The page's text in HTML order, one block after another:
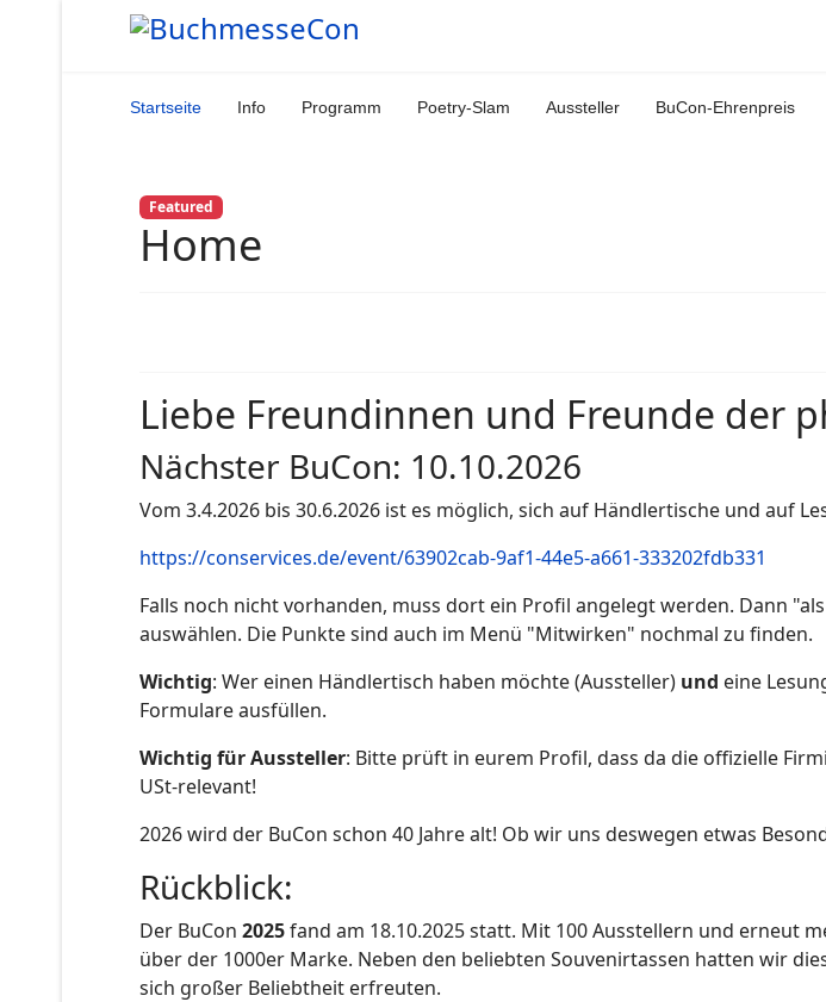
Startseite Info Programm Poetry-Slam Aussteller BuCon-Ehrenpreis
Featured
Home
Liebe Freundinnen und Freunde der
Nächster BuCon: 10.10.2026
Vom 3.4.2026 bis 30.6.2026 ist es möglich, sich auf Händlertische und auf
https://conservices.de/event/63902cab-9af1-44e5-a661-333202fdb331
Falls noch nicht vorhanden, muss dort ein Profil angelegt werden. Dann
auswählen. Die Punkte sind auch im Menü "Mitwirken" nochmal zu finden.
Wichtig: Wer einen Händlertisch haben möchte (Aussteller) und eine
Formulare ausfüllen.
Wichtig für Aussteller: Bitte prüft in eurem Profil, dass da die offizielle
USt-relevant!
2026 wird der BuCon schon 40 Jahre alt! Ob wir uns deswegen etwas
Rückblick:
Der BuCon 2025fand am 18.10.2025 statt. Mit 100 Ausstellern und erneut
über der 1000er Marke. Neben den beliebten Souvenirtassen hatten wir
sich großer Beliebtheit erfreuten.